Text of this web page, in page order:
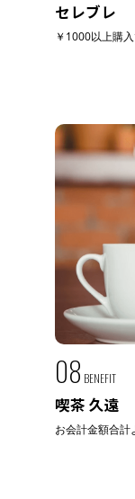
セレブレ
￥1000以上購
08 BENEFIT
喫茶 久遠
お会計金額合計